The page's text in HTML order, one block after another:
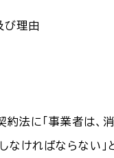
び理由
契約法に「事業者は
なければならない」